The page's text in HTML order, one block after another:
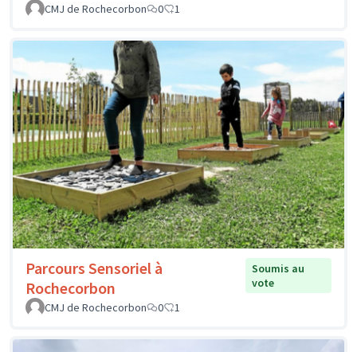
CMJ de Rochecorbon
0 1
Parcours Sensoriel à
Rochecorbon
Soumis au
vote
CMJ de Rochecorbon
0 1